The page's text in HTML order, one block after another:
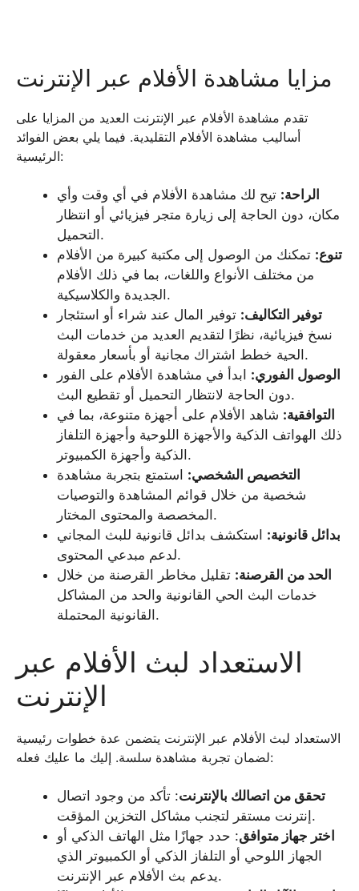
مزايا مشاهدة الأفلام عبر الإنترنت
تقدم مشاهدة الأفلام عبر الإنترنت العديد من المزايا على
أساليب مشاهدة الأفلام التقليدية. فيما يلي بعض الفوائد
الرئيسية:
الراحة: تيح لك مشاهدة الأفلام في أي وقت وأي
مكان، دون الحاجة إلى زيارة متجر فيزيائي أو انتظار
التحميل.
تنوع: تمكنك من الوصول إلى مكتبة كبيرة من الأفلام
من مختلف الأنواع واللغات، بما في ذلك الأفلام
الجديدة والكلاسيكية.
توفير التكاليف: توفير المال عند شراء أو استئجار
نسخ فيزيائية، نظرًا لتقديم العديد من خدمات البث
الحية خطط اشتراك مجانية أو بأسعار معقولة.
الوصول الفوري: ابدأ في مشاهدة الأفلام على الفور
دون الحاجة لانتظار التحميل أو تقطيع البث.
التوافقية: شاهد الأفلام على أجهزة متنوعة، بما في
ذلك الهواتف الذكية والأجهزة اللوحية وأجهزة التلفاز
الذكية وأجهزة الكمبيوتر.
التخصيص الشخصي: استمتع بتجربة مشاهدة
شخصية من خلال قوائم المشاهدة والتوصيات
المخصصة والمحتوى المختار.
بدائل قانونية: استكشف بدائل قانونية للبث المجاني
لدعم مبدعي المحتوى.
الحد من القرصنة: تقليل مخاطر القرصنة من خلال
خدمات البث الحي القانونية والحد من المشاكل
القانونية المحتملة.
الاستعداد لبث الأفلام عبر
الإنترنت
الاستعداد لبث الأفلام عبر الإنترنت يتضمن عدة خطوات رئيسية
لضمان تجربة مشاهدة سلسة. إليك ما عليك فعله:
تحقق من اتصالك بالإنترنت: تأكد من وجود اتصال
إنترنت مستقر لتجنب مشاكل التخزين المؤقت.
اختر جهاز متوافق: حدد جهازًا مثل الهاتف الذكي أو
الجهاز اللوحي أو التلفاز الذكي أو الكمبيوتر الذي
يدعم بث الأفلام عبر الإنترنت.